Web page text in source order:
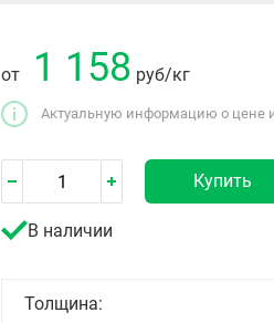
от 1 158 руб/кг
Актуальную информацию о цене
Купить
В наличии
Толщина: